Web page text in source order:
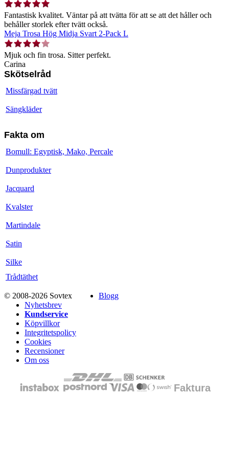
Fantastisk kvalitet. Väntar på att tvätta för att se att det håller och
behåller storlek efter tvätt också.
Meja Trosa Hög Midja Svart 2-Pack L
Mjuk och fin trosa. Sitter perfekt.
Carina
Skötselråd
Missfärgad tvätt
Sängkläder
Fakta om
Bomull: Egyptisk, Mako, Percale
Dunprodukter
Jacquard
Kvalster
Martindale
Satin
Silke
Trådtäthet
© 2008-2026 Sovtex
Blogg
Nyhetsbrev
Kundservice
Köpvillkor
Integritetspolicy
Cookies
Recensioner
Om oss